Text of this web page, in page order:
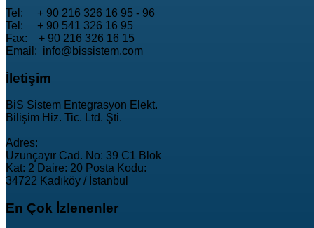
Tel: + 90 216 326 16 95 - 96
Tel: + 90 541 326 16 95
Fax: + 90 216 326 16 15
Email: info@bissistem.com
İletişim
BiS Sistem Entegrasyon Elekt.
Bilişim Hiz. Tic. Ltd. Şti.
Adres:
Uzunçayır Cad. No: 39 C1 Blok
Kat: 2 Daire: 20 Posta Kodu:
34722 Kadıköy / İstanbul
En Çok İzlenenler